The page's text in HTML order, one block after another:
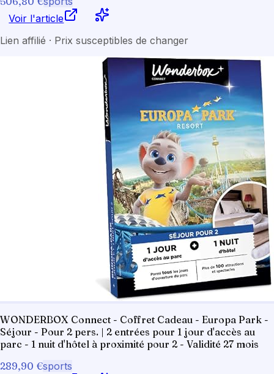
Voir l'article
Lien affilié · Prix susceptibles de changer
WONDERBOX Connect - Coffret Cadeau - Europa Park -
Séjour - Pour 2 pers. | 2 entrées pour 1 jour d'accès au
parc - 1 nuit d'hôtel à proximité pour 2 - Validité 27 mois
289,90 €sports